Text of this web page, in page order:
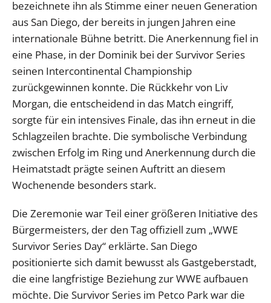
bezeichnete ihn als Stimme einer neuen Generation
aus San Diego, der bereits in jungen Jahren eine
internationale Bühne betritt. Die Anerkennung fiel in
eine Phase, in der Dominik bei der Survivor Series
seinen Intercontinental Championship
zurückgewinnen konnte. Die Rückkehr von Liv
Morgan, die entscheidend in das Match eingriff,
sorgte für ein intensives Finale, das ihn erneut in die
Schlagzeilen brachte. Die symbolische Verbindung
zwischen Erfolg im Ring und Anerkennung durch die
Heimatstadt prägte seinen Auftritt an diesem
Wochenende besonders stark.
Die Zeremonie war Teil einer größeren Initiative des
Bürgermeisters, der den Tag offiziell zum „WWE
Survivor Series Day“ erklärte. San Diego
positionierte sich damit bewusst als Gastgeberstadt,
die eine langfristige Beziehung zur WWE aufbauen
möchte. Die Survivor Series im Petco Park war die